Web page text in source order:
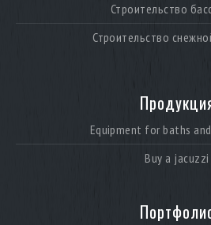
Строительство
Строительство
Equipment for baths
Buy a jacuzzi